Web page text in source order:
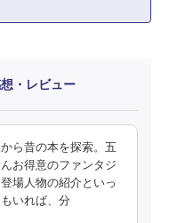
・レビュー
ら昔の本を探索。五
お得意のファンタジ
場人物の紹介といっ
いれば、分